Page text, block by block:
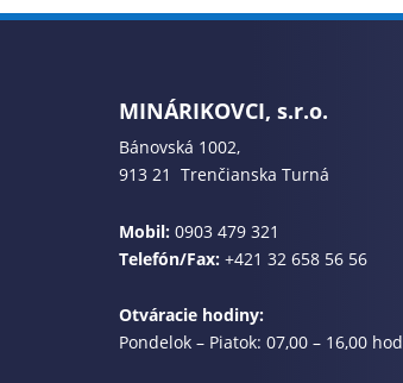
MINÁRIKOVCI, s.r.o.
Bánovská 1002,
913 21 Trenčianska Turná
Mobil: 0903 479 321
Telefón/Fax: +421 32 658 56 56
Otváracie hodiny:
Pondelok – Piatok: 07,00 – 16,00 hod